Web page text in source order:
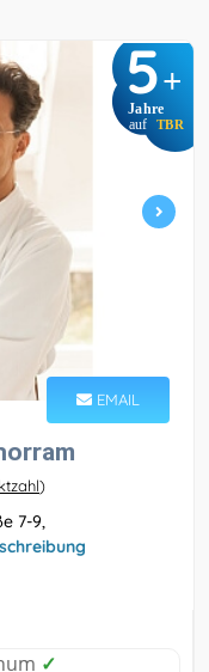
5+
Jahre
auf TBR
EMAIL
)
7-9,
✓